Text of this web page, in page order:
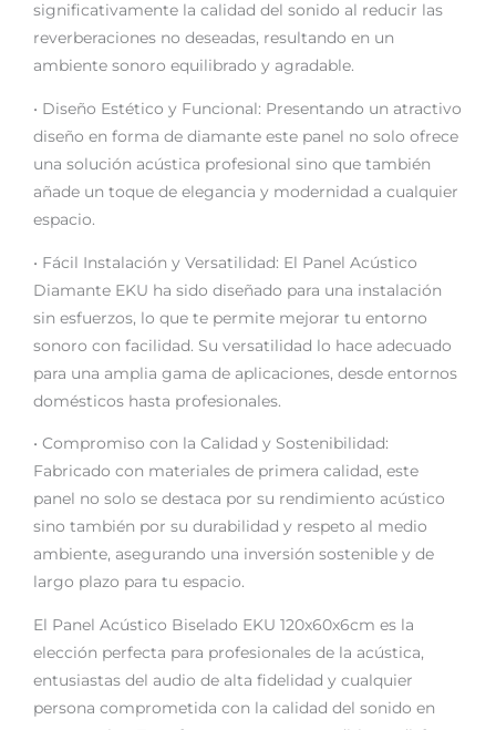
significativamente la calidad del sonido al reducir las
reverberaciones no deseadas, resultando en un
ambiente sonoro equilibrado y agradable.
• Diseño Estético y Funcional: Presentando un atractivo
diseño en forma de diamante este panel no solo ofrece
una solución acústica profesional sino que también
añade un toque de elegancia y modernidad a cualquier
espacio.
• Fácil Instalación y Versatilidad: El Panel Acústico
Diamante EKU ha sido diseñado para una instalación
sin esfuerzos, lo que te permite mejorar tu entorno
sonoro con facilidad. Su versatilidad lo hace adecuado
para una amplia gama de aplicaciones, desde entornos
domésticos hasta profesionales.
• Compromiso con la Calidad y Sostenibilidad:
Fabricado con materiales de primera calidad, este
panel no solo se destaca por su rendimiento acústico
sino también por su durabilidad y respeto al medio
ambiente, asegurando una inversión sostenible y de
largo plazo para tu espacio.
El Panel Acústico Biselado EKU 120x60x6cm es la
elección perfecta para profesionales de la acústica,
entusiastas del audio de alta fidelidad y cualquier
persona comprometida con la calidad del sonido en